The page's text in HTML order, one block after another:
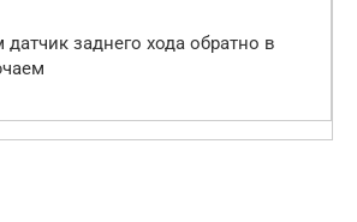
заднего хода обратно в